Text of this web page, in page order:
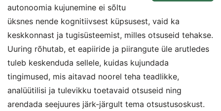
autonoomia kujunemine ei sõltu
üksnes nende kognitiivsest küpsusest, vaid ka
keskkonnast ja tugisüsteemist, milles otsuseid tehakse.
Uuring rõhutab, et eapiiride ja piirangute üle arutledes
tuleb keskenduda sellele, kuidas kujundada
tingimused, mis aitavad noorel teha teadlikke,
analüütilisi ja tulevikku toetavaid otsuseid ning
arendada seejuures järk-järgult tema otsustusoskust.